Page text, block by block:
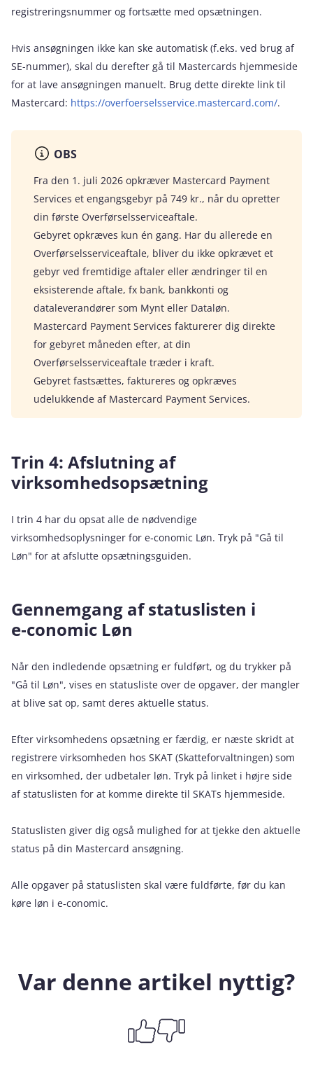
registreringsnummer og fortsætte med opsætningen.
Hvis ansøgningen ikke kan ske automatisk (f.eks. ved brug af
SE-nummer), skal du derefter gå til Mastercards hjemmeside
for at lave ansøgningen manuelt. Brug dette direkte link til
Mastercard: https://overfoerselsservice.mastercard.com/.
OBS
Fra den 1. juli 2026 opkræver Mastercard Payment
Services et engangsgebyr på 749 kr., når du opretter
din første Overførselsserviceaftale.
Gebyret opkræves kun én gang. Har du allerede en
Overførselsserviceaftale, bliver du ikke opkrævet et
gebyr ved fremtidige aftaler eller ændringer til en
eksisterende aftale, fx bank, bankkonti og
dataleverandører som Mynt eller Dataløn.
Mastercard Payment Services fakturerer dig direkte
for gebyret måneden efter, at din
Overførselsserviceaftale træder i kraft.
Gebyret fastsættes, faktureres og opkræves
udelukkende af Mastercard Payment Services.
Trin 4: Afslutning af
virksomhedsopsætning
I trin 4 har du opsat alle de nødvendige
virksomhedsoplysninger for e‑conomic Løn. Tryk på "Gå til
Løn" for at afslutte opsætningsguiden.
Gennemgang af statuslisten i
e‑conomic Løn
Når den indledende opsætning er fuldført, og du trykker på
"Gå til Løn", vises en statusliste over de opgaver, der mangler
at blive sat op, samt deres aktuelle status.
Efter virksomhedens opsætning er færdig, er næste skridt at
registrere virksomheden hos SKAT (Skatteforvaltningen) som
en virksomhed, der udbetaler løn. Tryk på linket i højre side
af statuslisten for at komme direkte til SKATs hjemmeside.
Statuslisten giver dig også mulighed for at tjekke den aktuelle
status på din Mastercard ansøgning.
Alle opgaver på statuslisten skal være fuldførte, før du kan
køre løn i e‑conomic.
Var denne artikel nyttig?